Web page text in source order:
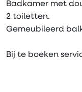
Badkamer met
2 toiletten.
Gemeubileerd
Bij te boeken